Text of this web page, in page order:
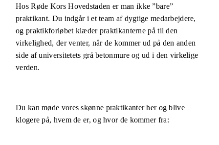
Hos Røde Kors Hovedstaden er man ikke ”bare”
praktikant. Du indgår i et team af dygtige medarbejdere,
og praktikforløbet klæder praktikanterne på til den
virkelighed, der venter, når de kommer ud på den anden
side af universitetets grå betonmure og ud i den virkelige
verden.
Du kan møde vores skønne praktikanter her og blive
klogere på, hvem de er, og hvor de kommer fra: